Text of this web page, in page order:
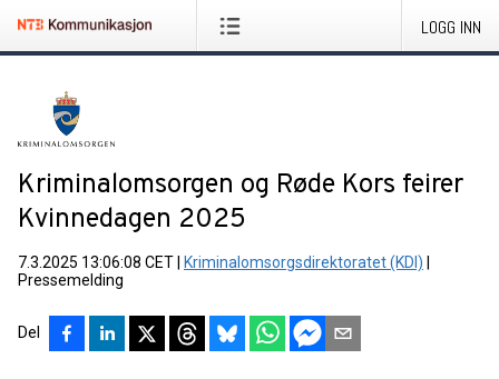
LOGG INN
Kriminalomsorgen og Røde Kors feirer
Kvinnedagen 2025
7.3.2025 13:06:08 CET Kriminalomsorgsdirektoratet (KDI)
Pressemelding
Del